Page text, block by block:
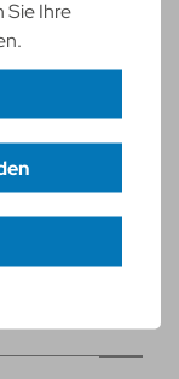
Sie Ihre